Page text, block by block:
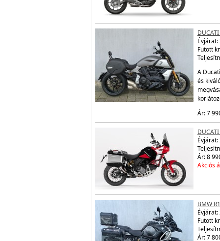
Évjárat:
Futott
A
és
Ár: 7
DUCATI
Évjárat:
Ár: 8
Akciós
BMW
Évjárat:
Futott
Ár: 7